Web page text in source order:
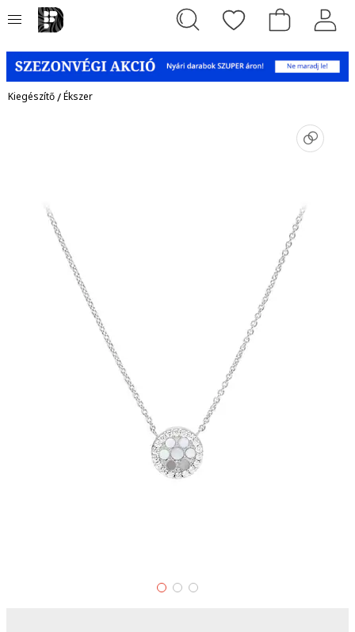
Kiegészítő/Ékszer